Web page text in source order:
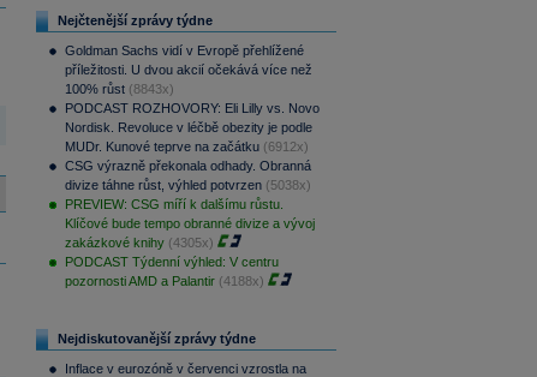
Nejčtenější zprávy týdne
Goldman Sachs vidí v Evropě přehlížené
příležitosti. U dvou akcií očekává více než
100% růst (8843x)
PODCAST ROZHOVORY: Eli Lilly vs. Novo
Nordisk. Revoluce v léčbě obezity je podle
MUDr. Kunové teprve na začátku (6912x)
CSG výrazně překonala odhady. Obranná
divize táhne růst, výhled potvrzen (5038x)
PREVIEW: CSG míří k dalšímu růstu.
Klíčové bude tempo obranné divize a vývoj
zakázkové knihy (4305x)
PODCAST Týdenní výhled: V centru
pozornosti AMD a Palantir (4188x)
Nejdiskutovanější zprávy týdne
Inflace v eurozóně v červenci vzrostla na